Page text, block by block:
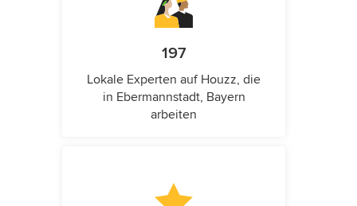
197
Lokale Experten auf Houzz, die
in Ebermannstadt, Bayern
arbeiten